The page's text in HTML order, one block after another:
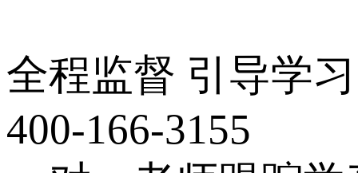
全程监督 引导学习
400-166-3155